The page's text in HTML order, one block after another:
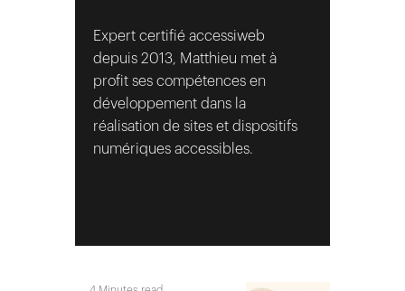
Expert certifié accessiweb
depuis 2013, Matthieu met à
profit ses compétences en
développement dans la
réalisation de sites et dispositifs
numériques accessibles.